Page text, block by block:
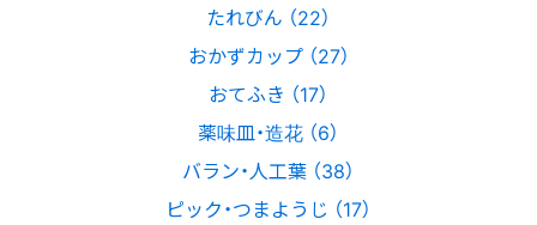
たれびん （22）
おかずカップ （27）
おてふき （17）
薬味皿・造花 （6）
バラン・人工葉 （38）
ピック・つまようじ （17）